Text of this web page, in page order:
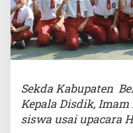
Sekda Kabupaten
Kepala Disdik,
siswa usai upacara